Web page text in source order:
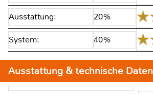
Ausstattung: 20%
System: 40%
Ausstattung & technische Daten